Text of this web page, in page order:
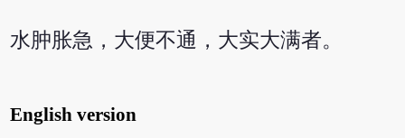
水肿胀急，大便不通，大实大满者。
English version